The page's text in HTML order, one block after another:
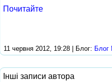
Почитайте
11 червня 2012, 19:28 | Блог: Блог
Інші записи автора